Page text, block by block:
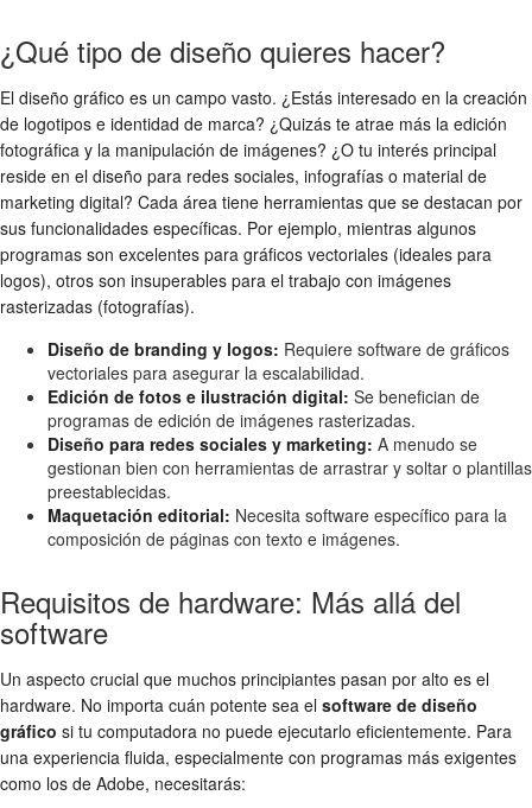
¿Qué tipo de diseño quieres hacer?
El diseño gráfico es un campo vasto. ¿Estás interesado en la creación
de logotipos e identidad de marca? ¿Quizás te atrae más la edición
fotográfica y la manipulación de imágenes? ¿O tu interés principal
reside en el diseño para redes sociales, infografías o material de
marketing digital? Cada área tiene herramientas que se destacan por
sus funcionalidades específicas. Por ejemplo, mientras algunos
programas son excelentes para gráficos vectoriales (ideales para
logos), otros son insuperables para el trabajo con imágenes
rasterizadas (fotografías).
Diseño de branding y logos: Requiere software de gráficos
vectoriales para asegurar la escalabilidad.
Edición de fotos e ilustración digital: Se benefician de
programas de edición de imágenes rasterizadas.
Diseño para redes sociales y marketing: A menudo se
gestionan bien con herramientas de arrastrar y soltar o plantillas
preestablecidas.
Maquetación editorial: Necesita software específico para la
composición de páginas con texto e imágenes.
Requisitos de hardware: Más allá del
software
Un aspecto crucial que muchos principiantes pasan por alto es el
hardware. No importa cuán potente sea el software de diseño
gráfico si tu computadora no puede ejecutarlo eficientemente. Para
una experiencia fluida, especialmente con programas más exigentes
como los de Adobe, necesitarás: